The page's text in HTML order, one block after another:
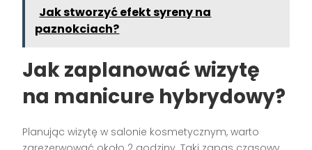
Jak stworzyć efekt syreny na
paznokciach?
Jak zaplanować wizytę
na manicure hybrydowy?
Planując wizytę w salonie kosmetycznym, warto